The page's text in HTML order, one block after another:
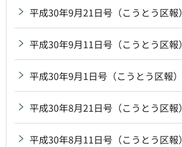
平成30年9月21日号（こうとう区報）
平成30年9月11日号（こうとう区報）
平成30年9月1日号（こうとう区報）
平成30年8月21日号（こうとう区報）
平成30年8月11日号（こうとう区報）